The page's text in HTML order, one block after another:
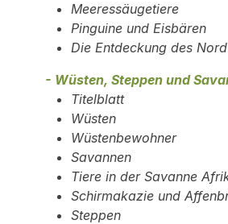
Meeressäugetiere
Pinguine und Eisbären
Die Entdeckung des
- Wüsten, Steppen und
Titelblatt
Wüsten
Wüstenbewohner
Savannen
Tiere in der Savanne
Schirmakazie und
Steppen